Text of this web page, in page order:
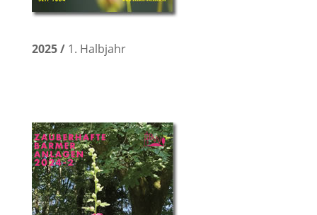
2025 / 1. Halbjahr